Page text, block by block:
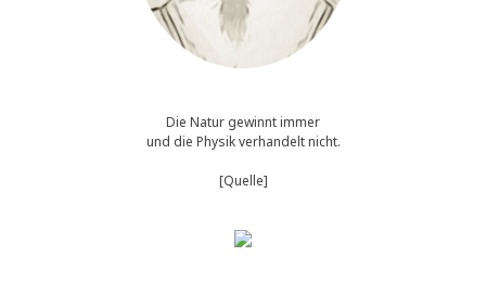
Die Natur gewinnt immer
und die Physik verhandelt nicht.
[Quelle]